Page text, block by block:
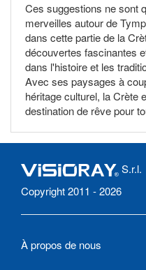
Ces suggestions ne sont
merveilles autour de
dans cette partie de la
découvertes fascinantes
dans l'histoire et les
Avec ses paysages à
héritage culturel, la Crète
destination de rêve pour
S.r.l.
Copyright 2011 - 2026
À propos de nous